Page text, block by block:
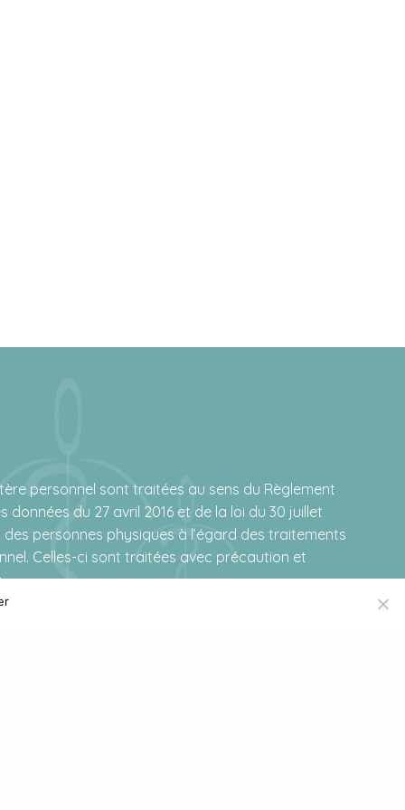
personnel sont traitées au sens du Règlement
données du 27 avril 2016 et de la loi du 30 juillet
personnes physiques à l’égard des traitements
Celles-ci sont traitées avec précaution et